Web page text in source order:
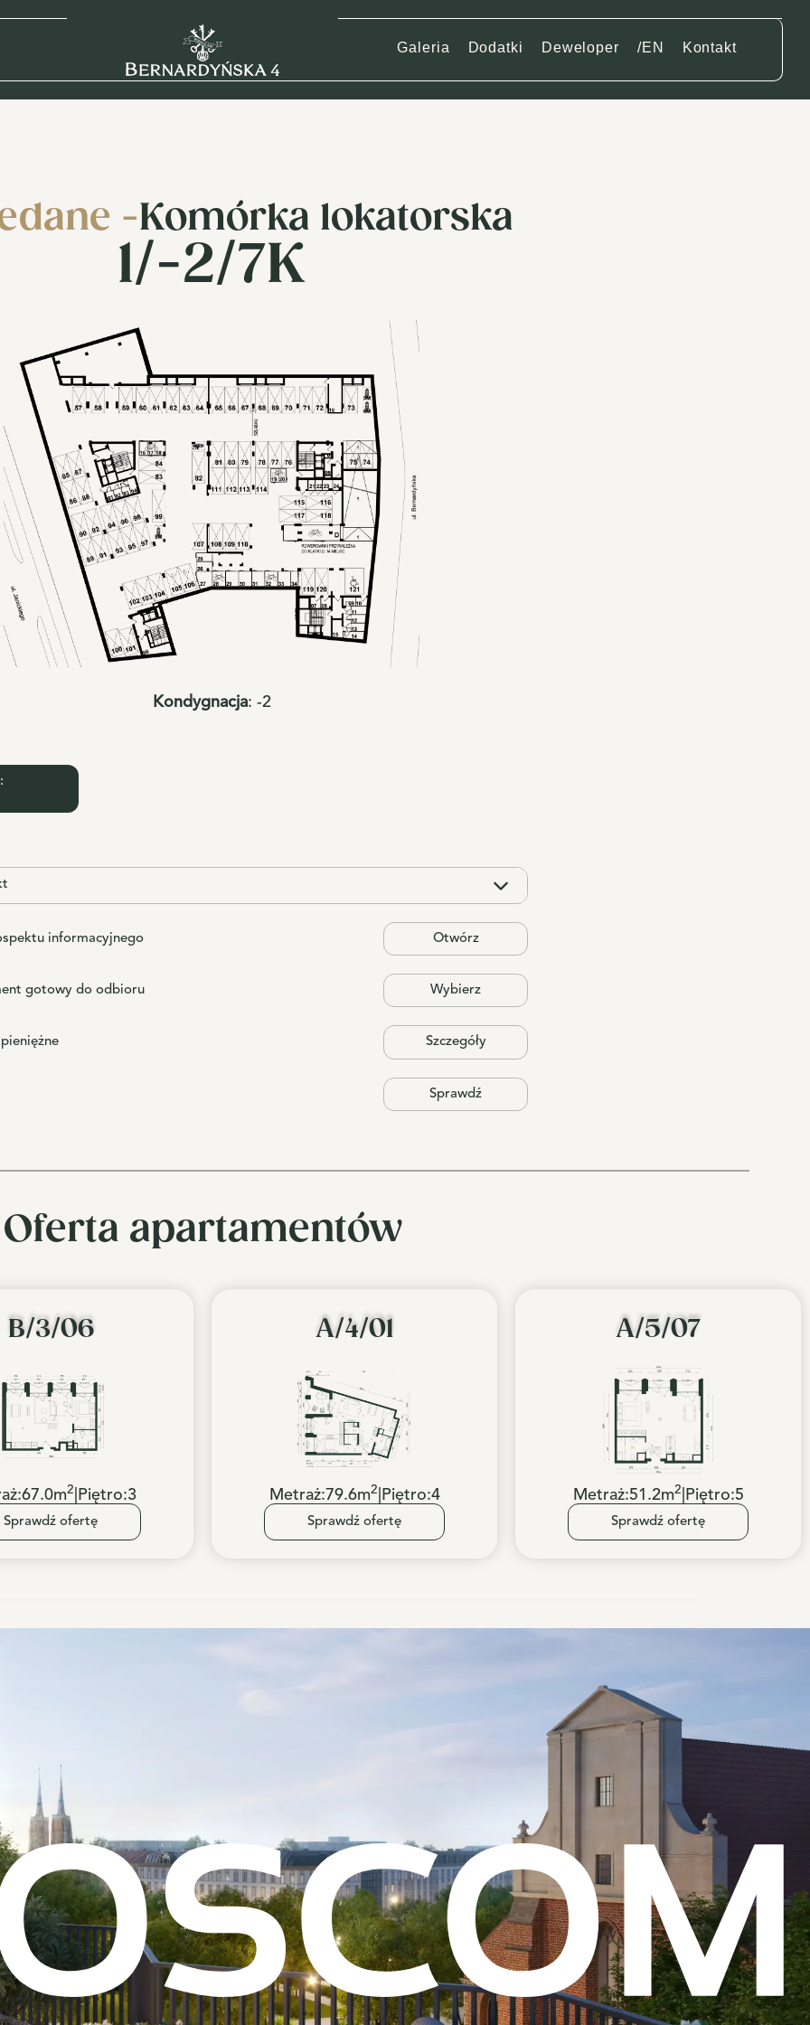
Galeria Dodatki Deweloper /EN Kontakt
-Komórka lokatorska
1/-2/7K
Kondygnacja: -2
informacyjnego Otwórz
gotowy do odbioru Wybierz
Szczegóły
Sprawdź
Oferta apartamentów
B/3/06
67.0m2 Piętro:3
Sprawdź ofertę
A/4/01
Metraż:79.6m2 Piętro:4
Sprawdź ofertę
A/5/07
Metraż:51.2m2 Piętro:5
Sprawdź ofertę